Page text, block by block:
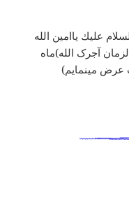
عليك ياامين الله
آجرک الله)ماه
مينمايم)